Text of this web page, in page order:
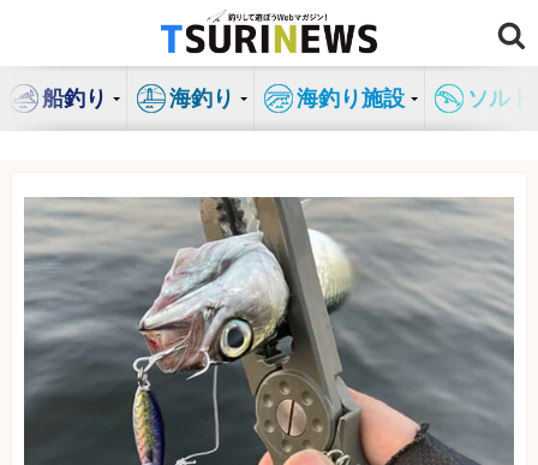
ン
船釣り 海釣り 海釣り施設 ソル